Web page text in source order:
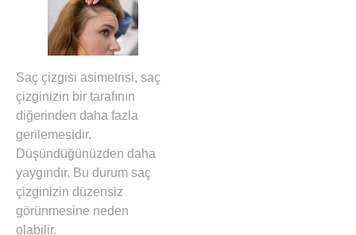
Saç çizgisi asimetrisi, saç
çizginizin bir tarafının
diğerinden daha fazla
gerilemesidir.
Düşündüğünüzden daha
yaygındır. Bu durum saç
çizginizin düzensiz
görünmesine neden
olabilir.